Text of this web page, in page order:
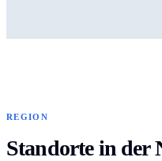
REGION
Standorte in der